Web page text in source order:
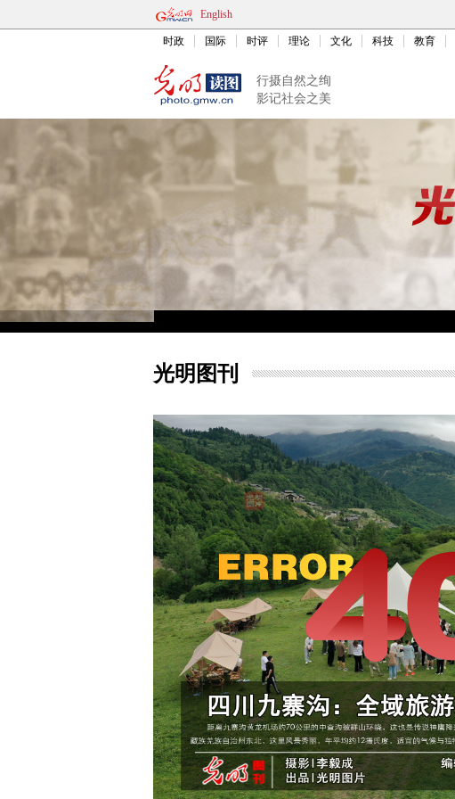
English
时政 国际 时评 理论 文化 科技 教育
行摄自然之绚
影记社会之美
光明图刊